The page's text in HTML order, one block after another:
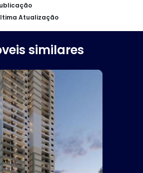
Atualização
similares